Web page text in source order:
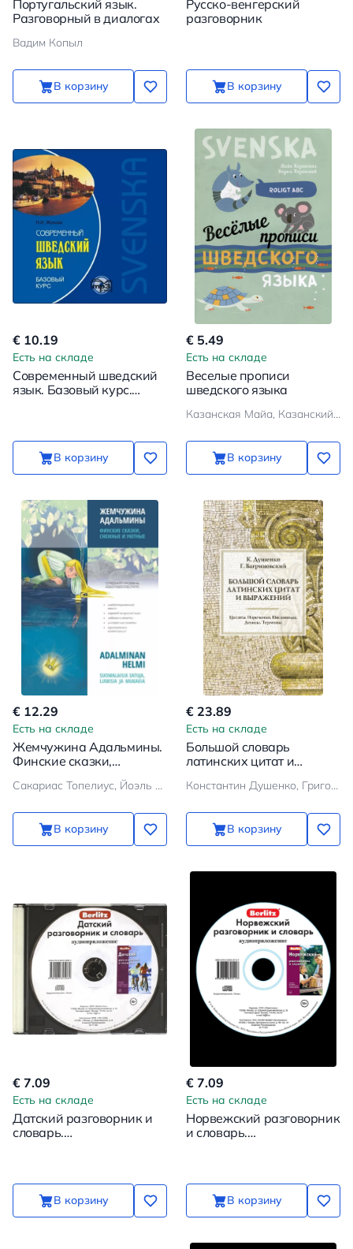
Португальский язык.
Разговорный в диалогах
Вадим Копыл
В корзину
Русско-венгерский
разговорник
В корзину
€ 10.19
Есть на складе
Современный шведский
язык. Базовый курс.
В корзину
€ 5.49
Есть на складе
Веселые прописи
шведского языка
Казанская Майа, Казанский Вадим
В корзину
€ 12.29
Есть на складе
Жемчужина Адальмины.
Финские сказки,
снежные и уютные
Сакариас Топелиус, Йоэль Лехтонен, Ульяна Чайкина
В корзину
€ 23.89
Есть на складе
Большой словарь
латинских цитат и
Константин Душенко, Григорий Багриновский
В корзину
€ 7.09
Есть на складе
Датский разговорник и
словарь.
В корзину
€ 7.09
Есть на складе
Норвежский разговорник
и словарь.
В корзину